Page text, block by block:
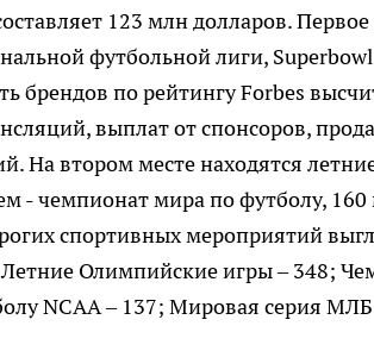
123 млн долларов.
футбольной лиги,
брендов по рейтингу Forbes
выплат от спонсоров,
На втором месте находятся
- чемпионат мира по футболу,
спортивных мероприятий
Олимпийские игры – 348;
NCAA – 137; Мировая серия